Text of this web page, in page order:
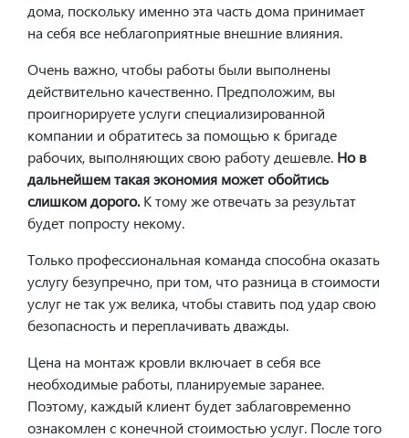
дома, поскольку именно эта часть дома принимает
на себя все неблагоприятные внешние влияния.
Очень важно, чтобы работы были выполнены
действительно качественно. Предположим, вы
проигнорируете услуги специализированной
компании и обратитесь за помощью к бригаде
рабочих, выполняющих свою работу дешевле. Но в
дальнейшем такая экономия может обойтись
слишком дорого.К тому же отвечать за результат
будет попросту некому.
Только профессиональная команда способна оказать
услугу безупречно, при том, что разница в стоимости
услуг не так уж велика, чтобы ставить под удар свою
безопасность и переплачивать дважды.
Цена на монтаж кровли включает в себя все
необходимые работы, планируемые заранее.
Поэтому, каждый клиент будет заблаговременно
ознакомлен с конечной стоимостью услуг. После того